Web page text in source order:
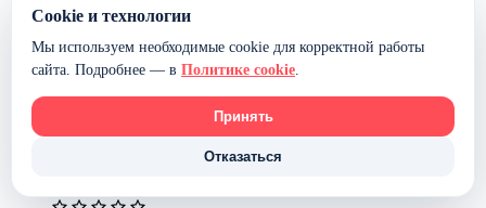
Cookie и технологии
Мы используем необходимые cookie для корректной работы
сайта. Подробнее — в Политике cookie.
Принять
Отказаться